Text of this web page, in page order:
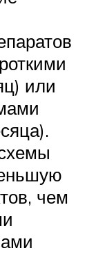
или
чем